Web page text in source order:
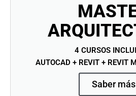
4 CURSOS
AUTOCAD + REVIT + REVIT
Saber más